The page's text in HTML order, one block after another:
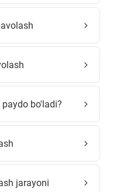
bo'ladi?
jarayoni